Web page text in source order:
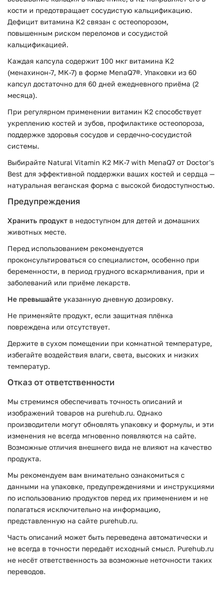
кости и предотвращает сосудистую кальцификацию.
Дефицит витамина K2 связан с остеопорозом,
повышенным риском переломов и сосудистой
кальцификацией.
Каждая капсула содержит 100 мкг витамина K2
(менахинон-7, MK-7) в форме MenaQ7®. Упаковки из 60
капсул достаточно для 60 дней ежедневного приёма (2
месяца).
При регулярном применении витамин K2 способствует
укреплению костей и зубов, профилактике остеопороза,
поддержке здоровья сосудов и сердечно-сосудистой
системы.
Выбирайте Natural Vitamin K2 MK-7 with MenaQ7 от Doctor's
Best для эффективной поддержки ваших костей и сердца —
натуральная веганская форма с высокой биодоступностью.
Предупреждения
Хранить продукт в недоступном для детей и домашних
животных месте.
Перед использованием рекомендуется
проконсультироваться со специалистом, особенно при
беременности, в период грудного вскармливания, при и
заболеваний или приёме лекарств.
Не превышайте указанную дневную дозировку.
Не применяйте продукт, если защитная плёнка
повреждена или отсутствует.
Держите в сухом помещении при комнатной температуре,
избегайте воздействия влаги, света, высоких и низких
температур.
Отказ от ответственности
Мы стремимся обеспечивать точность описаний и
изображений товаров на purehub.ru. Однако
производители могут обновлять упаковку и формулы, и эти
изменения не всегда мгновенно появляются на сайте.
Возможные отличия внешнего вида не влияют на качество
продукта.
Мы рекомендуем вам внимательно ознакомиться с
данными на упаковке, предупреждениями и инструкциями
по использованию продуктов перед их применением и не
полагаться исключительно на информацию,
представленную на сайте purehub.ru.
Часть описаний может быть переведена автоматически и
не всегда в точности передаёт исходный смысл. Purehub.ru
не несёт ответственность за возможные неточности таких
переводов.